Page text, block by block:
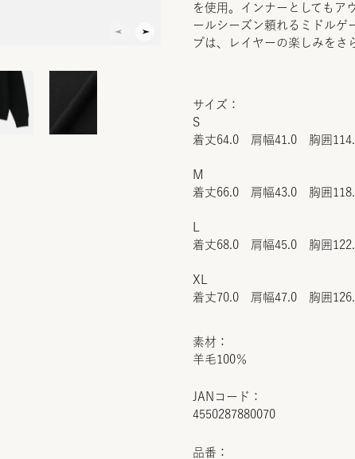
JANコード：
4550287880070
品番：
を使用。インナーとしてもア
ールシーズン頼れるミドルゲ
プは、レイヤーの楽しみをさ
サイズ：
S
着丈64.0 肩幅41.0 胸囲
M
着丈66.0 肩幅43.0 胸囲
着丈68.0 肩幅45.0 胸囲
XL
着丈70.0 肩幅47.0 胸囲
素材：
羊毛100％